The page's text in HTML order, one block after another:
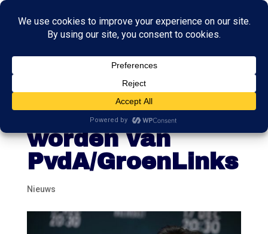
Radhakishun wil
toch geen leider
worden van
PvdA/GroenLinks
Nieuws